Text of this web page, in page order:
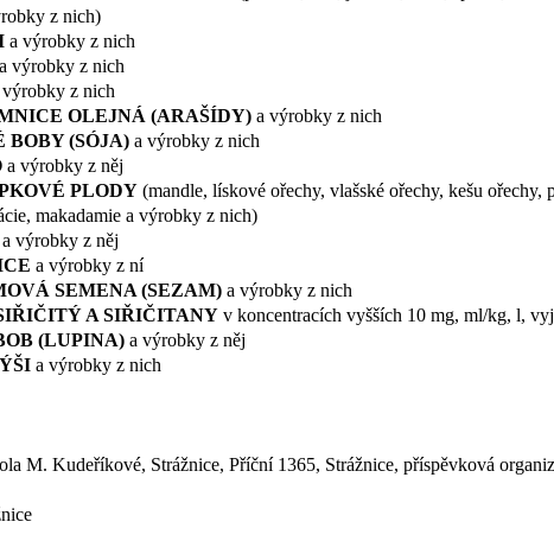
z nich)
a výrobky z nich
a výrobky z nich
výrobky z nich
OLEJNÁ (ARAŠÍDY) a výrobky z nich
BOBY (SÓJA) a výrobky z nich
a výrobky z něj
PLODY (mandle, lískové ořechy, vlašské ořechy, kešu ořechy,
makadamie a výrobky z nich)
a výrobky z něj
a výrobky z ní
SEMENA (SEZAM) a výrobky z nich
A SIŘIČITANY v koncentracích vyšších 10 mg, ml/kg, l,
(LUPINA) a výrobky z něj
a výrobky z nich
M. Kudeříkové, Strážnice, Příční 1365, Strážnice, příspěvková